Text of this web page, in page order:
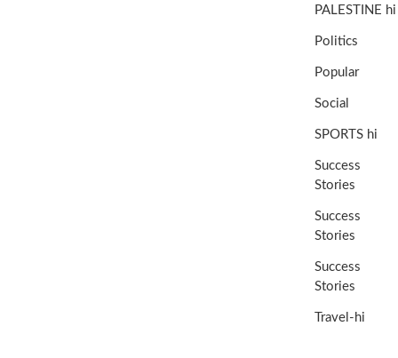
PALESTINE hi
Politics
Popular
Social
SPORTS hi
Success
Stories
Success
Stories
Success
Stories
Travel-hi